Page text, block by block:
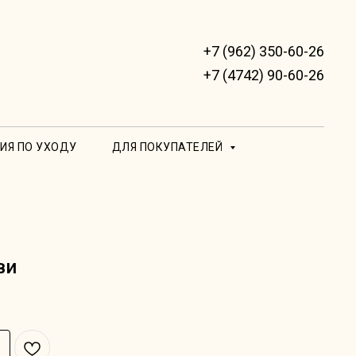
+7 (962) 350-60-26
+7 (4742) 90-60-26
ПО УХОДУ ДЛЯ ПОКУПАТЕЛЕЙ